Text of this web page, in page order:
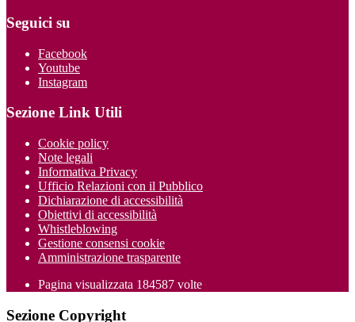
Seguici su
Facebook
Youtube
Instagram
Sezione Link Utili
Cookie policy
Note legali
Informativa Privacy
Ufficio Relazioni con il Pubblico
Dichiarazione di accessibilità
Obiettivi di accessibilità
Whistleblowing
Gestione consensi cookie
Amministrazione trasparente
Pagina visualizzata 184587 volte
Sezione Copyright